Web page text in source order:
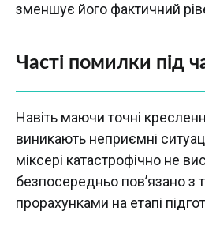
зменшує його фактичний
Часті помилки під
Навіть маючи точні
виникають неприємні
міксері катастрофічно не
безпосередньо пов’язано з
прорахунками на етапі